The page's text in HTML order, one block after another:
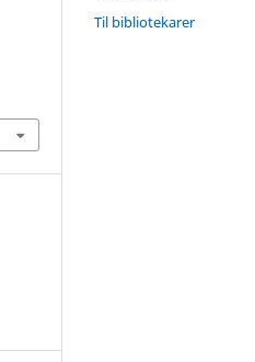
Til bibliotekarer